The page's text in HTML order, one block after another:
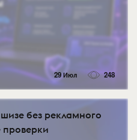
29 Июл 248
без рекламного